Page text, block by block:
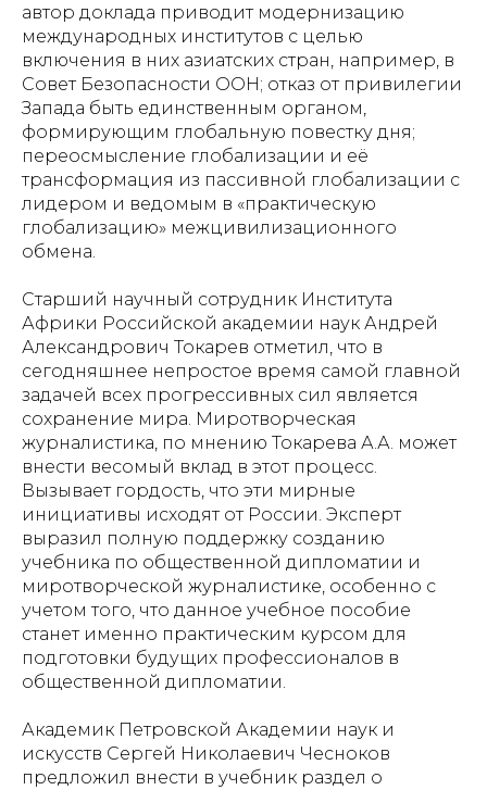
автор доклада приводит модернизацию
международных институтов с целью
включения в них азиатских стран, например, в
Совет Безопасности ООН; отказ от привилегии
Запада быть единственным органом,
формирующим глобальную повестку дня;
переосмысление глобализации и её
трансформация из пассивной глобализации с
лидером и ведомым в «практическую
глобализацию» межцивилизационного
обмена.
Старший научный сотрудник Института
Африки Российской академии наук Андрей
Александрович Токарев отметил, что в
сегодняшнее непростое время самой главной
задачей всех прогрессивных сил является
сохранение мира. Миротворческая
журналистика, по мнению Токарева А.А. может
внести весомый вклад в этот процесс.
Вызывает гордость, что эти мирные
инициативы исходят от России. Эксперт
выразил полную поддержку созданию
учебника по общественной дипломатии и
миротворческой журналистике, особенно с
учетом того, что данное учебное пособие
станет именно практическим курсом для
подготовки будущих профессионалов в
общественной дипломатии.
Академик Петровской Академии наук и
искусств Сергей Николаевич Чесноков
предложил внести в учебник раздел о